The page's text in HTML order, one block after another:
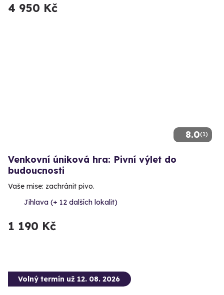
4 950 Kč
8.0(1)
Venkovní úniková hra: Pivní výlet do
budoucnosti
Vaše mise: zachránit pivo.
Jihlava (+ 12 dalších lokalit)
1 190 Kč
Volný termín už 12. 08. 2026